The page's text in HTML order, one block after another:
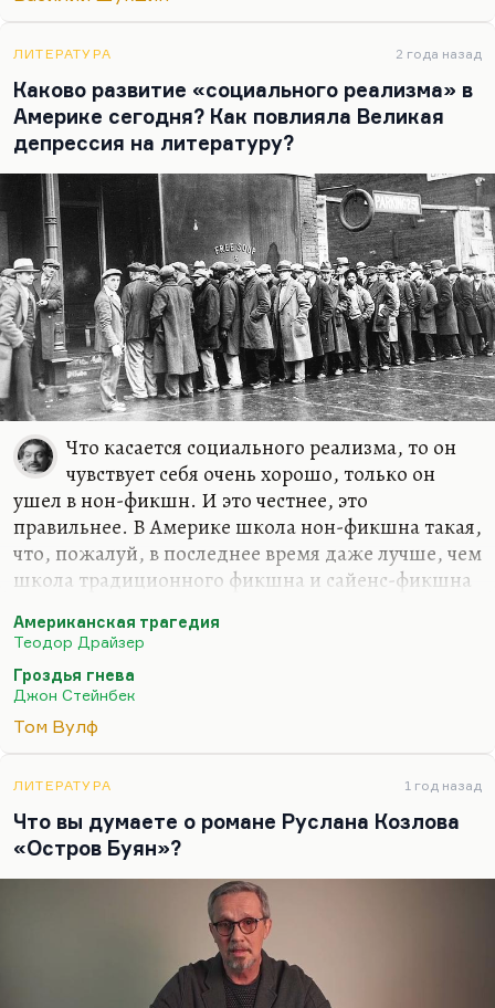
говоря, хорошем человеке, столкнувшемся с
абсолютным злом. И вот очень многие задают
себе вопрос. Вот бабушка в…
ЛИТЕРАТУРА 2 года назад
Каково развитие «социального реализма» в
Америке сегодня? Как повлияла Великая
депрессия на литературу?
Что касается социального реализма, то он
чувствует себя очень хорошо, только он
ушел в нон-фикшн. И это честнее, это
правильнее. В Америке школа нон-фикшна такая,
что, пожалуй, в последнее время даже лучше, чем
школа традиционного фикшна и сайенс-фикшна
быть, доминирующее направление американской
литературы, где расследуются подлинные
преступления, излагаются подлинные
биографии.
реализма? Понимаете, социальный реализм… Ну,
как у Драйзера, например, ведь «Американская
трагедия» тоже написана по мотивам совершенно
конкретного явления. Американский реализм все
время пытался вывести из жизни…
Американская трагедия
Теодор Драйзер
Гроздья гнева
Джон Стейнбек
Том Вулф
ЛИТЕРАТУРА 1 год назад
Что вы думаете о романе Руслана Козлова
«Остров Буян»?